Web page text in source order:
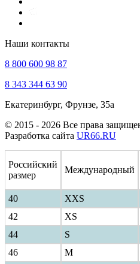
Наши контакты
8 800 600 98 87
8 343 344 63 90
Екатеринбург, Фрунзе, 35а
© 2015 - 2026 Все права
Разработка сайта UR66.RU
Российский
размер
Международный
40
ХXS
42
XS
44
S
46
M